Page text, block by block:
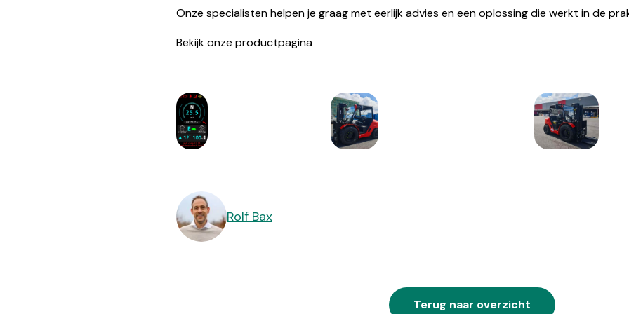
Onze specialisten helpen je graag met eerlijk advies en een oplossing die werkt in de
Bekijk onze productpagina
Rolf Bax
Terug naar overzicht